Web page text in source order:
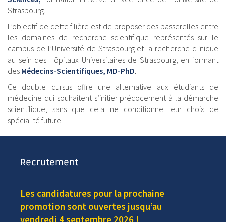
Strasbourg.
L’objectif de cette filière est de proposer des passerelles entre
les domaines de recherche scientifique représentés sur le
campus de l’Université de Strasbourg et la recherche clinique
au sein des Hôpitaux Universitaires de Strasbourg, en formant
des Médecins-Scientifiques, MD-PhD.
Ce double cursus offre une alternative aux étudiants de
médecine qui souhaitent s’initier précocement à la démarche
scientifique, sans que cela ne conditionne leur choix de
spécialité future.
Recrutement
Les candidatures pour la prochaine
promotion sont ouvertes jusqu’au